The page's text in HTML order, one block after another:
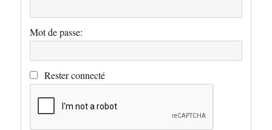
Mot de passe:
Rester connecté